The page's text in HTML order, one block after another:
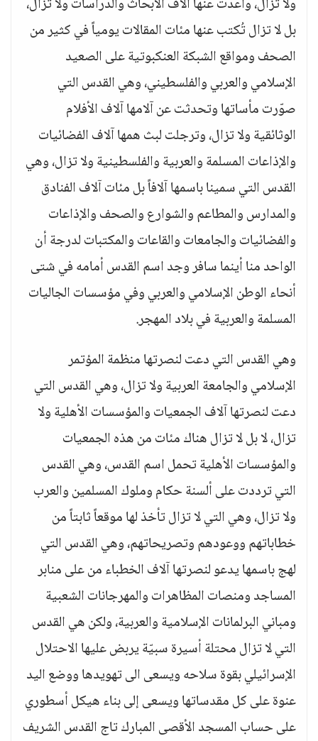
ولا تزال، وأعُدت عنها آلاف الأبحاث والدراسات ولا تزال،
بل لا تزال تُكتب عنها مئات المقالات يومياً في كثير من
الصحف ومواقع الشبكة العنكبوتية على الصعيد
الإسلامي والعربي والفلسطيني، وهي القدس التي
صوّرت مأساتها وتحدثت عن آلامها آلاف الأفلام
الوثائقية ولا تزال، وترجلت لبث همها آلاف الفضائيات
والإذاعات المسلمة والعربية والفلسطينية ولا تزال، وهي
القدس التي سمينا باسمها آلافاً بل مئات آلاف الفنادق
والمدارس والمطاعم والشوارع والصحف والإذاعات
والفضائيات والجامعات والقاعات والمكتبات لدرجة أن
الواحد منا أينما سافر وجد اسم القدس أمامه في شتى
أنحاء الوطن الإسلامي والعربي وفي مؤسسات الجاليات
المسلمة والعربية في بلاد المهجر.
وهي القدس التي دعت لنصرتها منظمة المؤتمر
الإسلامي والجامعة العربية ولا تزال، وهي القدس التي
دعت لنصرتها آلاف الجمعيات والمؤسسات الأهلية ولا
تزال، لا بل لا تزال هناك مئات من هذه الجمعيات
والمؤسسات الأهلية تحمل اسم القدس، وهي القدس
التي ترددت على ألسنة حكام وملوك المسلمين والعرب
ولا تزال، وهي التي لا تزال تأخذ لها موقعاً ثابتاً من
خطاباتهم ووعودهم وتصريحاتهم، وهي القدس التي
لهج باسمها يدعو لنصرتها آلاف الخطباء من على منابر
المساجد ومنصات المظاهرات والمهرجانات الشعبية
ومباني البرلمانات الإسلامية والعربية، ولكن هي القدس
التي لا تزال محتلة أسيرة سبيّة يربض عليها الاحتلال
الإسرائيلي بقوة سلاحه ويسعى الى تهويدها ووضع اليد
عنوة على كل مقدساتها ويسعى إلى بناء هيكل أسطوري
على حساب المسجد الأقصى المبارك تاج القدس الشريف